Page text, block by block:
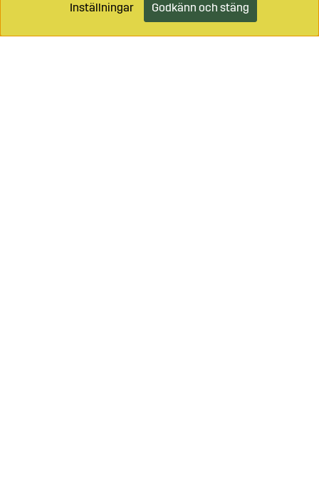
Lägg i kundvagnen
Inställningar Godkänn och stäng